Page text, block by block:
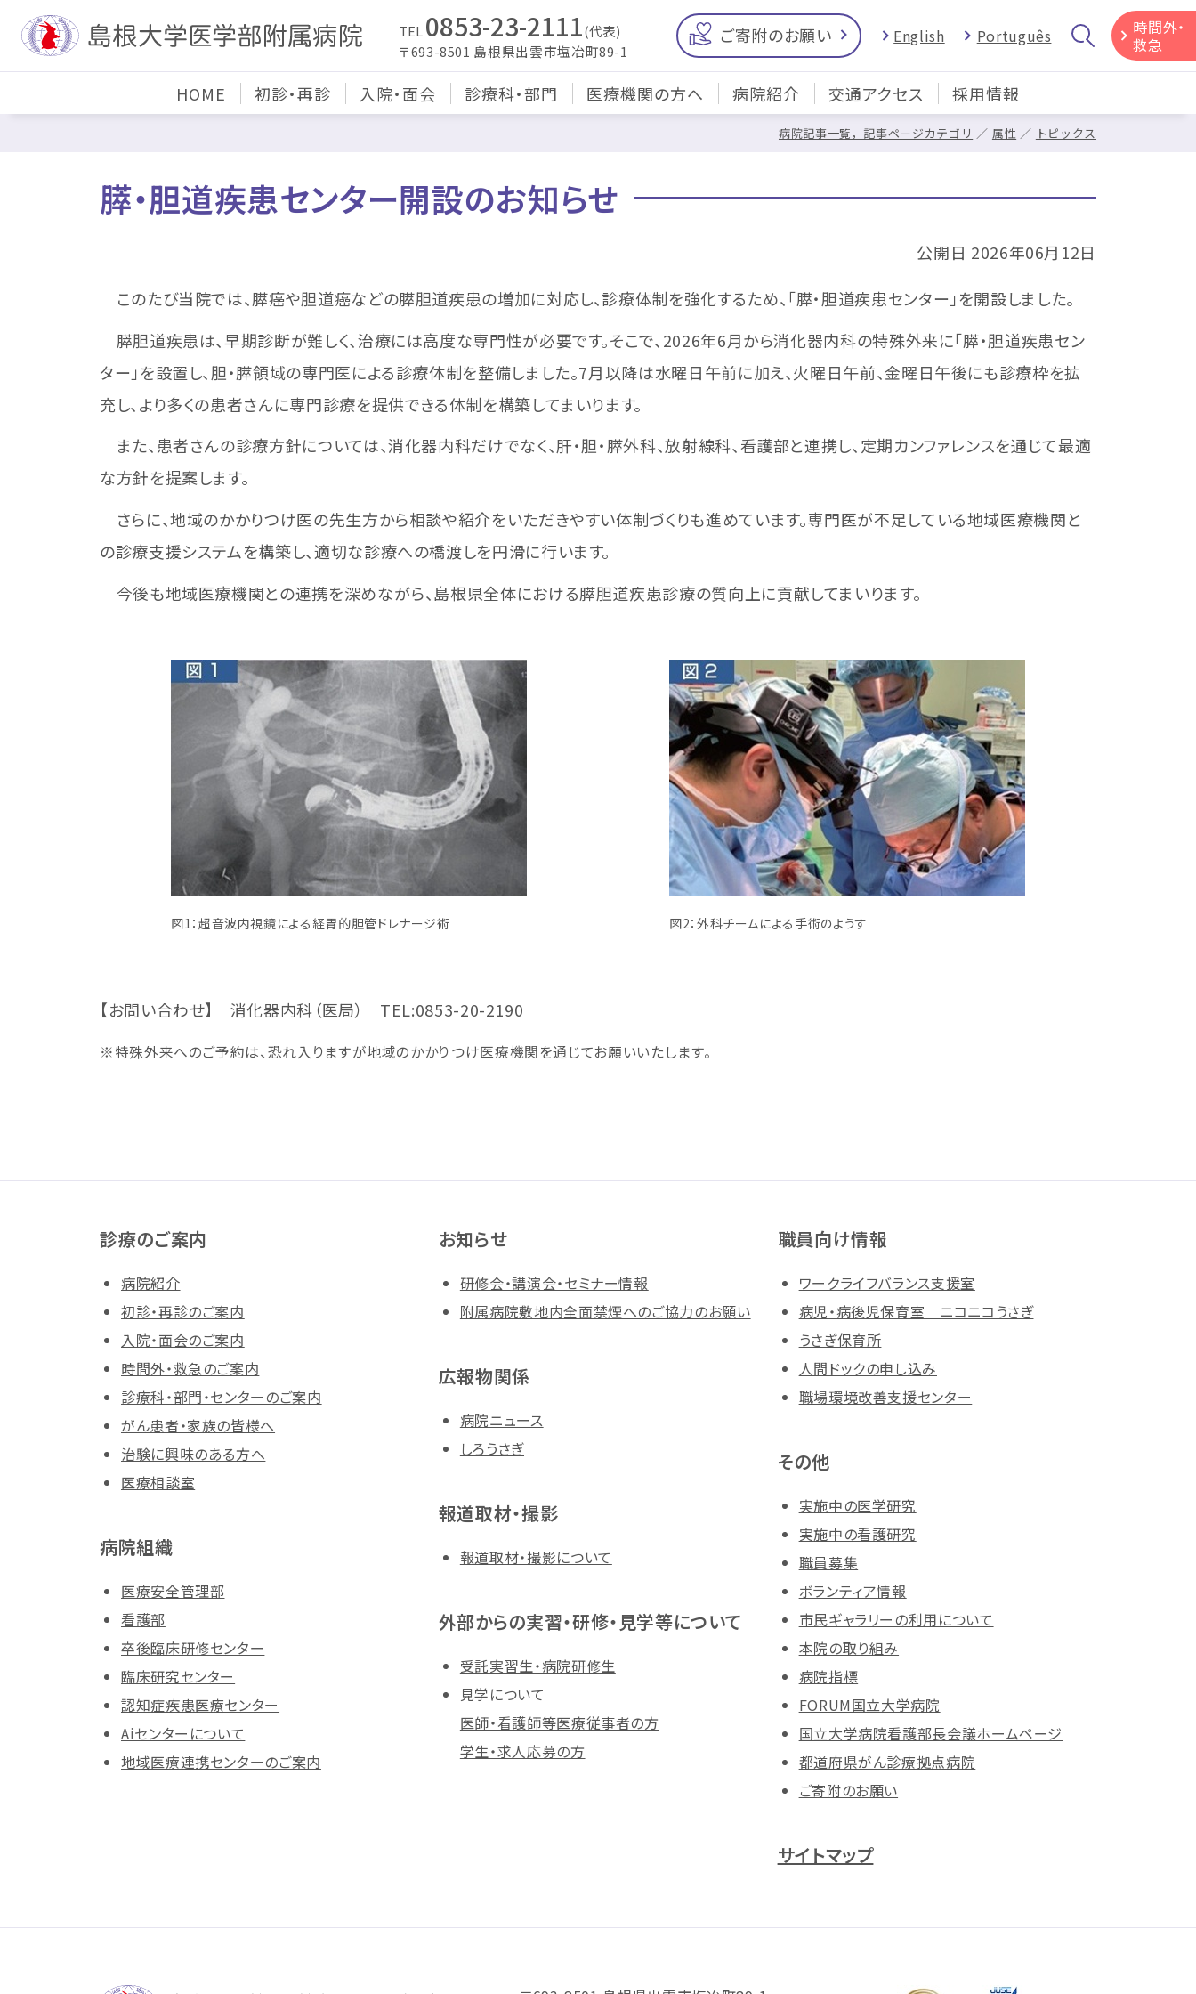
TEL 0853-23-2111(代表)
〒693-8501 島根県出雲市塩冶町89-1
ご寄附のお願い English Português
時間外・
救急
HOME 初診・再診 入院・面会 診療科・部門 医療機関の方へ 病院紹介 交通アクセス 採用情報
病院記事一覧，記事ページカテゴリ 属性 トピックス
膵・胆道疾患センター開設のお知らせ
公開日 2026年06月12日
このたび当院では、膵癌や胆道癌などの膵胆道疾患の増加に対応し、診療体制を強化するため、「膵・胆道疾患センター」を開設しました。
膵胆道疾患は、早期診断が難しく、治療には高度な専門性が必要です。そこで、2026年6月から消化器内科の特殊外来に「膵・胆道疾患セン
ター」を設置し、胆・膵領域の専門医による診療体制を整備しました。7月以降は水曜日午前に加え、火曜日午前、金曜日午後にも診療枠を拡
充し、より多くの患者さんに専門診療を提供できる体制を構築してまいります。
また、患者さんの診療方針については、消化器内科だけでなく、肝・胆・膵外科、放射線科、看護部と連携し、定期カンファレンスを通じて最適
な方針を提案します。
さらに、地域のかかりつけ医の先生方から相談や紹介をいただきやすい体制づくりも進めています。専門医が不足している地域医療機関と
の診療支援システムを構築し、適切な診療への橋渡しを円滑に行います。
今後も地域医療機関との連携を深めながら、島根県全体における膵胆道疾患診療の質向上に貢献してまいります。
図1：超音波内視鏡による経胃的胆管ドレナージ術 図2：外科チームによる手術のようす
【お問い合わせ】 消化器内科（医局） TEL:0853-20-2190
※特殊外来へのご予約は、恐れ入りますが地域のかかりつけ医療機関を通じてお願いいたします。
診療のご案内
病院紹介
初診・再診のご案内
入院・面会のご案内
時間外・救急のご案内
診療科・部門・センターのご案内
がん患者・家族の皆様へ
治験に興味のある方へ
医療相談室
病院組織
医療安全管理部
看護部
卒後臨床研修センター
臨床研究センター
認知症疾患医療センター
Aiセンターについて
地域医療連携センターのご案内
お知らせ
研修会・講演会・セミナー情報
附属病院敷地内全面禁煙へのご協力のお願い
広報物関係
病院ニュース
しろうさぎ
報道取材・撮影
報道取材・撮影について
外部からの実習・研修・見学等について
受託実習生・病院研修生
見学について
医師・看護師等医療従事者の方
学生・求人応募の方
職員向け情報
ワークライフバランス支援室
病児・病後児保育室 ニコニコうさぎ
うさぎ保育所
人間ドックの申し込み
職場環境改善支援センター
その他
実施中の医学研究
実施中の看護研究
職員募集
ボランティア情報
市民ギャラリーの利用について
本院の取り組み
病院指標
FORUM国立大学病院
国立大学病院看護部長会議ホームページ
都道府県がん診療拠点病院
ご寄附のお願い
サイトマップ